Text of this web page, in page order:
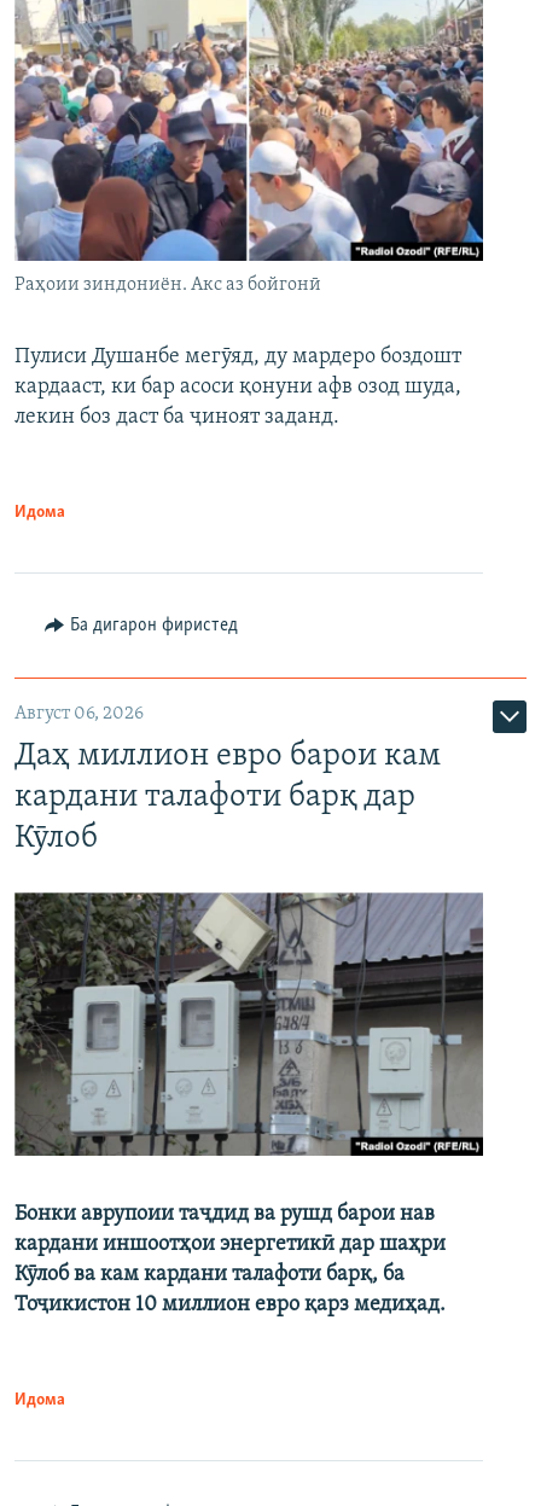
Раҳоии зиндониён. Акс аз бойгонӣ
Пулиси Душанбе мегӯяд, ду мардеро боздошт
кардааст, ки бар асоси қонуни афв озод шуда,
лекин боз даст ба ҷиноят заданд.
Идома
Ба дигарон фиристед
Август 06, 2026
Даҳ миллион евро барои кам
кардани талафоти барқ дар
Кӯлоб
Бонки аврупоии таҷдид ва рушд барои нав
кардани иншоотҳои энергетикӣ дар шаҳри
Кӯлоб ва кам кардани талафоти барқ, ба
Тоҷикистон 10 миллион евро қарз медиҳад.
Идома